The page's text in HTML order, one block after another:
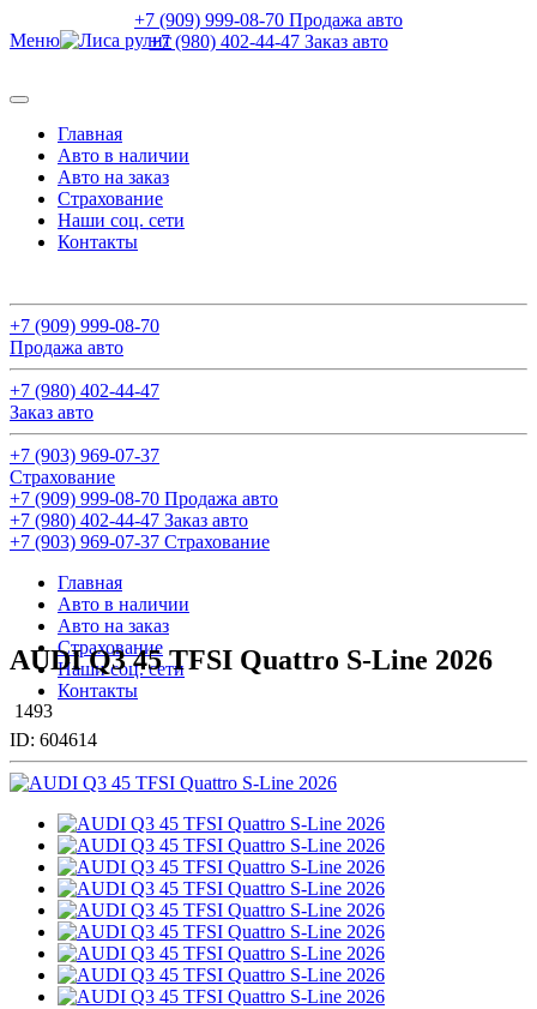
+7 (909) 999-08-70 Продажа авто
+7 (980) 402-44-47 Заказ авто
Меню
Главная
Авто в наличии
Авто на заказ
Страхование
Наши соц. сети
Контакты
+7 (909) 999-08-70
Продажа авто
+7 (980) 402-44-47
Заказ авто
+7 (903) 969-07-37
Страхование
+7 (909) 999-08-70 Продажа авто
+7 (980) 402-44-47 Заказ авто
+7 (903) 969-07-37 Страхование
Главная
Авто в наличии
Авто на заказ
Страхование
Наши соц. сети
Контакты
AUDI Q3 45 TFSI Quattro S-Line 2026
1493
ID: 604614